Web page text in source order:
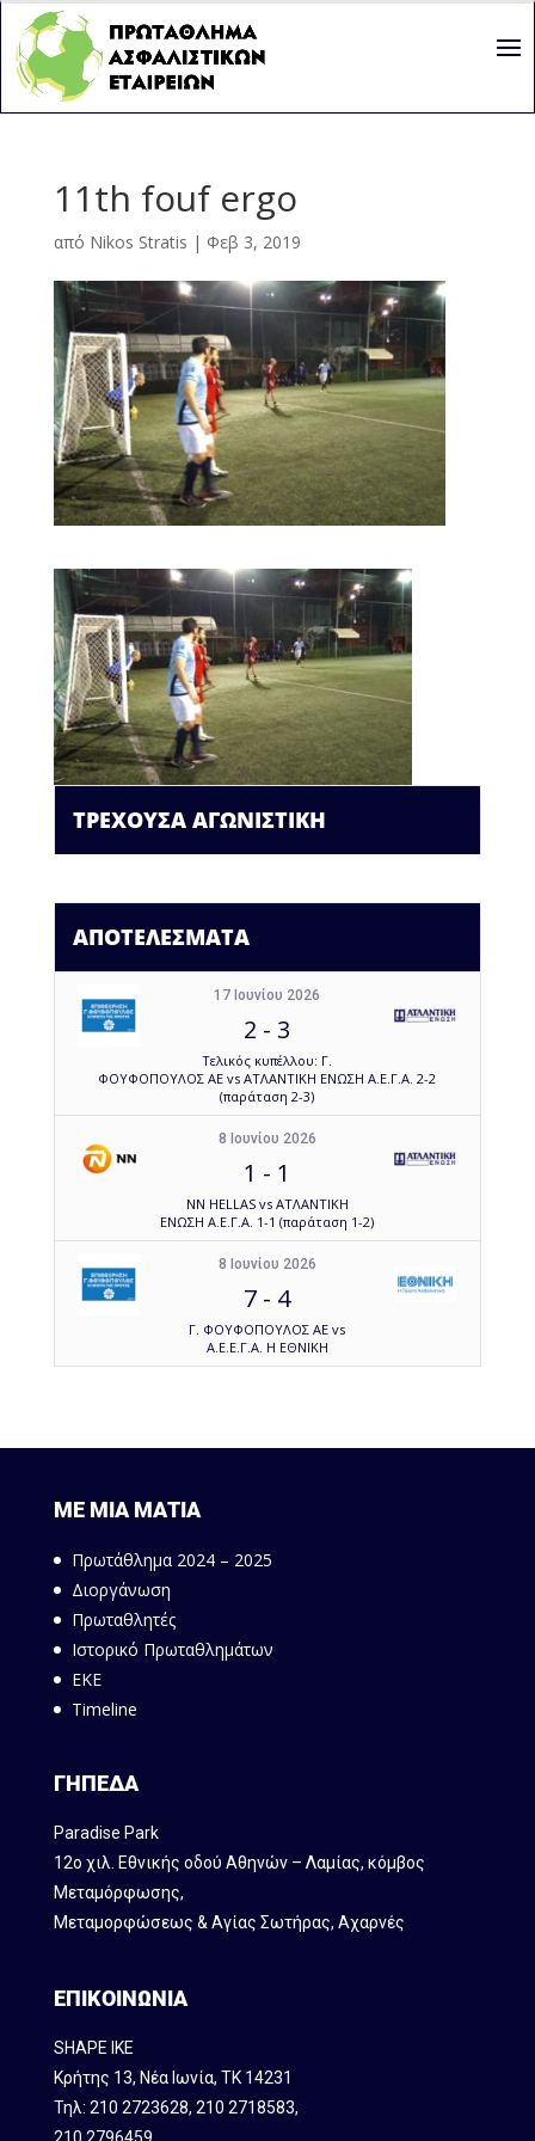
11th fouf ergo
από Nikos Stratis | Φεβ 3, 2019
ΤΡΕΧΟΥΣΑ ΑΓΩΝΙΣΤΙΚΗ
ΑΠΟΤΕΛΕΣΜΑΤΑ
17 Ιουνίου 2026
2 - 3
Τελικός κυπέλλου: Γ.
ΦΟΥΦΟΠΟΥΛΟΣ ΑΕ vs ΑΤΛΑΝΤΙΚΗ ΕΝΩΣΗ Α.Ε.Γ.Α. 2-2
(παράταση 2-3)
8 Ιουνίου 2026
1 - 1
NN HELLAS vs ΑΤΛΑΝΤΙΚΗ
ΕΝΩΣΗ Α.Ε.Γ.Α. 1-1 (παράταση 1-2)
8 Ιουνίου 2026
7 - 4
Γ. ΦΟΥΦΟΠΟΥΛΟΣ ΑΕ vs
Α.Ε.Ε.Γ.Α. Η ΕΘΝΙΚΗ
ΜΕ ΜΙΑ ΜΑΤΙΑ
Πρωτάθλημα 2024 – 2025
Διοργάνωση
Πρωταθλητές
Ιστορικό Πρωταθλημάτων
ΕΚΕ
Timeline
ΓΗΠΕΔΑ
Paradise Park
12ο χιλ. Εθνικής οδού Αθηνών – Λαμίας, κόμβος
Mεταμόρφωσης,
Μεταμορφώσεως & Αγίας Σωτήρας, Αχαρνές
ΕΠΙΚΟΙΝΩΝΙΑ
SHAPE IKE
Κρήτης 13, Νέα Ιωνία, ΤΚ 14231
Τηλ: 210 2723628, 210 2718583,
210 2796459